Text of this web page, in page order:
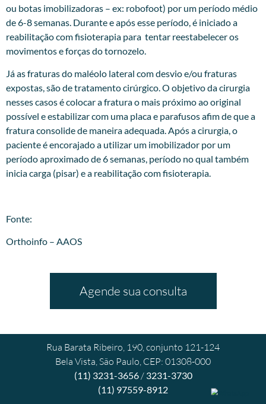
ou botas imobilizadoras – ex: robofoot) por um período médio
de 6-8 semanas. Durante e após esse período, é iniciado a
reabilitação com fisioterapia para tentar reestabelecer os
movimentos e forças do tornozelo.
Já as fraturas do maléolo lateral com desvio e/ou fraturas
expostas, são de tratamento cirúrgico. O objetivo da cirurgia
nesses casos é colocar a fratura o mais próximo ao original
possível e estabilizar com uma placa e parafusos afim de que a
fratura consolide de maneira adequada. Após a cirurgia, o
paciente é encorajado a utilizar um imobilizador por um
período aproximado de 6 semanas, período no qual também
inicia carga (pisar) e a reabilitação com fisioterapia.
Fonte:
Orthoinfo – AAOS
Agende sua consulta
Rua Barata Ribeiro, 190, conjunto 121-124
Bela Vista, São Paulo, CEP: 01308-000
(11) 3231-3656/ 3231-3730
(11) 97559-8912